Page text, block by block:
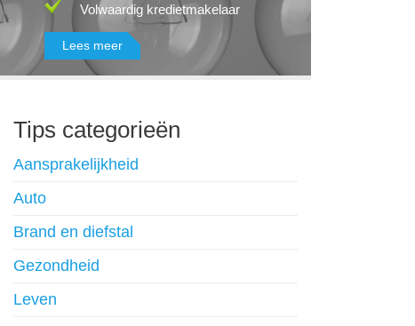
Volwaardig kredietmakelaar
Lees meer
Tips categorieën
Aansprakelijkheid
Auto
Brand en diefstal
Gezondheid
Leven